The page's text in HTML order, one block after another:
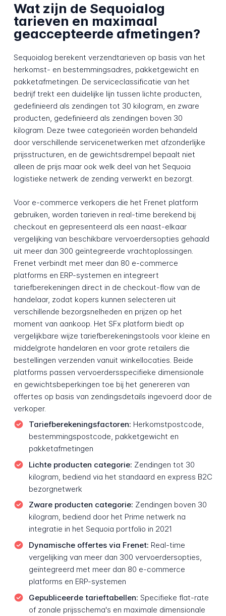
Wat zijn de Sequoialog
tarieven en maximaal
geaccepteerde afmetingen?
Sequoialog berekent verzendtarieven op basis van het
herkomst- en bestemmingsadres, pakketgewicht en
pakketafmetingen. De serviceclassificatie van het
bedrijf trekt een duidelijke lijn tussen lichte producten,
gedefinieerd als zendingen tot 30 kilogram, en zware
producten, gedefinieerd als zendingen boven 30
kilogram. Deze twee categorieën worden behandeld
door verschillende servicenetwerken met afzonderlijke
prijsstructuren, en de gewichtsdrempel bepaalt niet
alleen de prijs maar ook welk deel van het Sequoia
logistieke netwerk de zending verwerkt en bezorgt.
Voor e-commerce verkopers die het Frenet platform
gebruiken, worden tarieven in real-time berekend bij
checkout en gepresenteerd als een naast-elkaar
vergelijking van beschikbare vervoerdersopties gehaald
uit meer dan 300 geïntegreerde vrachtoplossingen.
Frenet verbindt met meer dan 80 e-commerce
platforms en ERP-systemen en integreert
tariefberekeningen direct in de checkout-flow van de
handelaar, zodat kopers kunnen selecteren uit
verschillende bezorgsnelheden en prijzen op het
moment van aankoop. Het SFx platform biedt op
vergelijkbare wijze tariefberekeningstools voor kleine en
middelgrote handelaren en voor grote retailers die
bestellingen verzenden vanuit winkellocaties. Beide
platforms passen vervoerdersspecifieke dimensionale
en gewichtsbeperkingen toe bij het genereren van
offertes op basis van zendingsdetails ingevoerd door de
verkoper.
Tariefberekeningsfactoren: Herkomstpostcode,
bestemmingspostcode, pakketgewicht en
pakketafmetingen
Lichte producten categorie: Zendingen tot 30
kilogram, bediend via het standaard en express B2C
bezorgnetwerk
Zware producten categorie: Zendingen boven 30
kilogram, bediend door het Prime netwerk na
integratie in het Sequoia portfolio in 2021
Dynamische offertes via Frenet: Real-time
vergelijking van meer dan 300 vervoerdersopties,
geïntegreerd met meer dan 80 e-commerce
platforms en ERP-systemen
Gepubliceerde tarieftabellen: Specifieke flat-rate
of zonale prijsschema's en maximale dimensionale